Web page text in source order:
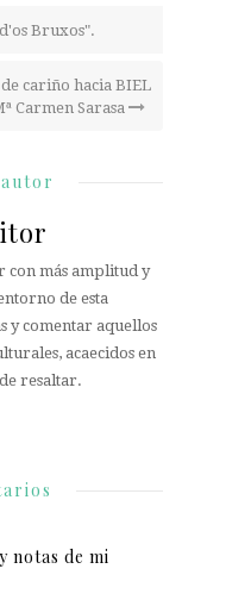
Bruxos".
cariño hacia BIEL
Carmen Sarasa
con más amplitud y
de esta
y comentar aquellos
acaecidos en
resaltar.
notas de mi